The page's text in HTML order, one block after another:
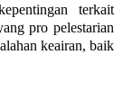
terkait
pro pelestarian
keairan, baik